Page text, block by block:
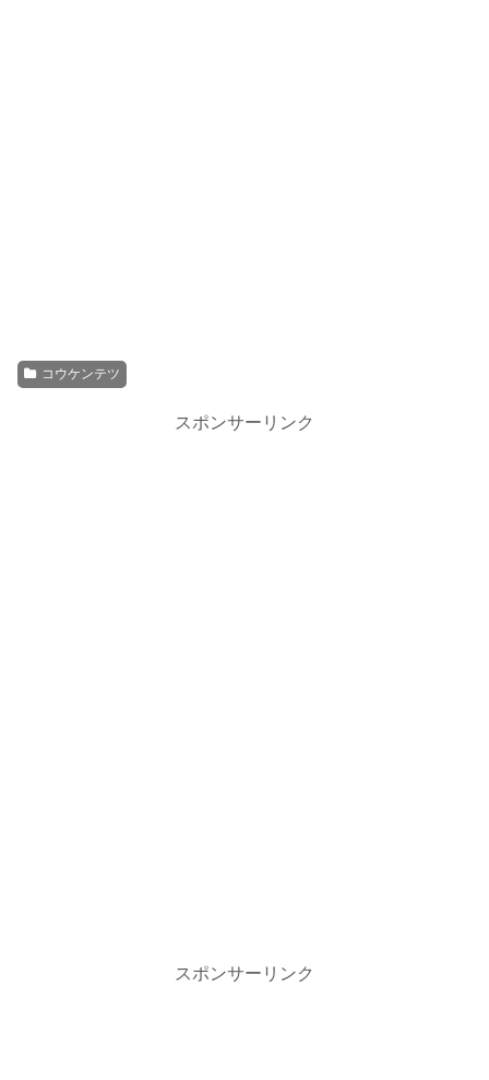
コウケンテツ
スポンサーリンク
スポンサーリンク